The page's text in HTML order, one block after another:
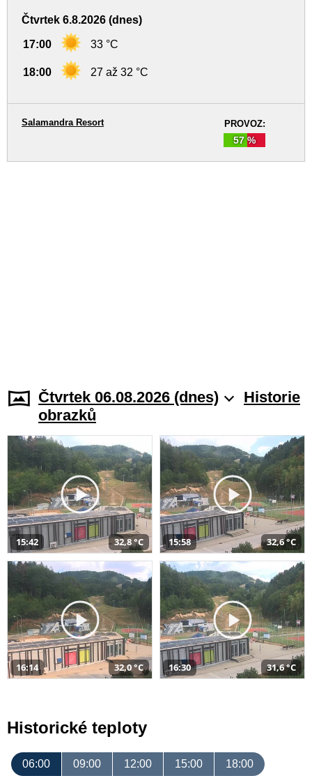
Čtvrtek 6.8.2026 (dnes)
17:00 33 °C
18:00 27 až 32 °C
PROVOZ:
57 %
Salamandra Resort
Čtvrtek 06.08.2026 (dnes)
Historie
obrazků
15:42 32,8 °C 15:58 32,6 °C
16:14 32,0 °C 16:30 31,6 °C
Historické teploty
06:00 09:00 12:00 15:00 18:00